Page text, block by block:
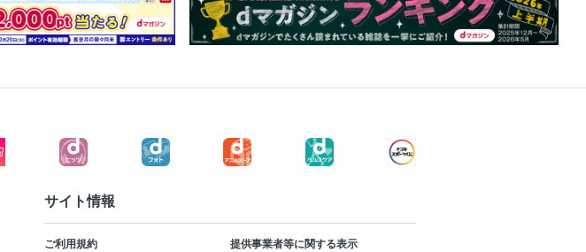
サイト情報
ご利用規約
提供事業者等に関する表示